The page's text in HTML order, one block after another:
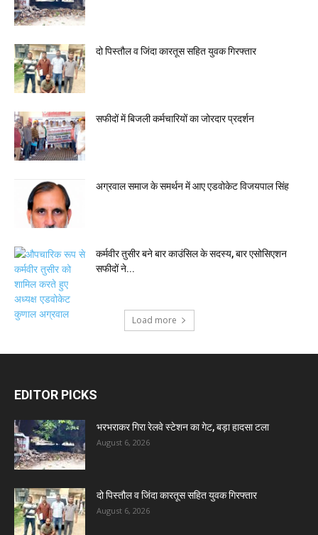
दो पिस्तौल व जिंदा कारतूस सहित युवक गिरफ्तार
सफीदों में बिजली कर्मचारियों का जोरदार प्रदर्शन
अग्रवाल समाज के समर्थन में आए एडवोकेट विजयपाल सिंह
कर्मवीर तुसीर बने बार काउंसिल के सदस्य, बार एसोसिएशन
सफीदों ने...
Load more
EDITOR PICKS
भरभराकर गिरा रेलवे स्टेशन का गेट, बड़ा हादसा टला
August 6, 2026
दो पिस्तौल व जिंदा कारतूस सहित युवक गिरफ्तार
August 6, 2026